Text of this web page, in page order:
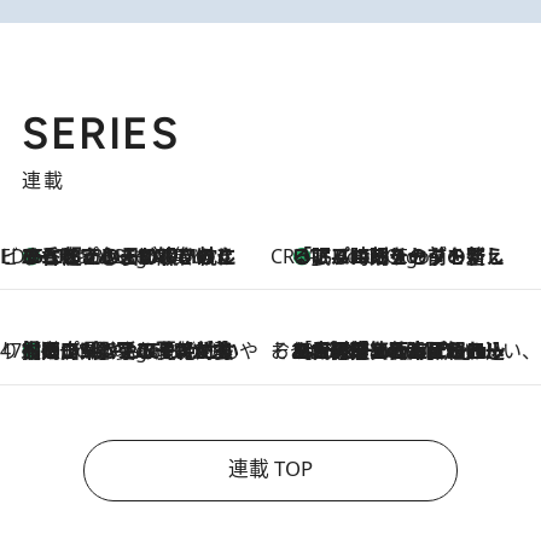
SERIES
連載
ビューティいいもの集め EDITORS' BEST
3 Hours Ago
35℃超えの日の夜、枕にひと吹き！ BAUMのルームスプレーが、ひのきの香りで心まで解きほぐす CREA'S CHOICE
3 Hours Ago
「眠る時刻をセットする」——眠りの前を整える、バルミューダの新しいアプローチ
47都道府県の手みやげ ひんやりスイーツで夏を満喫
3 Hours Ago
【岡山県】この夏絶対食べたい 冷やしておいしいおやつ3選 フルーツが主役のプリンやアイスが勢揃い そおだよおこの関西おいしい、おやつ紀行
2026.8.9
［大阪府箕面市］一皿一皿目の前で仕上げられる、料理を巧みに組み込んだアシェットデセールコース「ミチル アシェット デセール（Michiru assiette dessert）」
連載 TOP